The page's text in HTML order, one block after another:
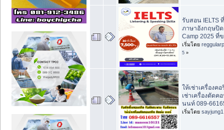
รับสอน IELTS
ภาษาอังกฤษปิด
Camp 2025 ที่
เริ่มโดย
5 »
ให้เช่าเครื่องค
เช่าเครื่องตัดค
นนท์ 089-
เริ่มโดย sayjung1